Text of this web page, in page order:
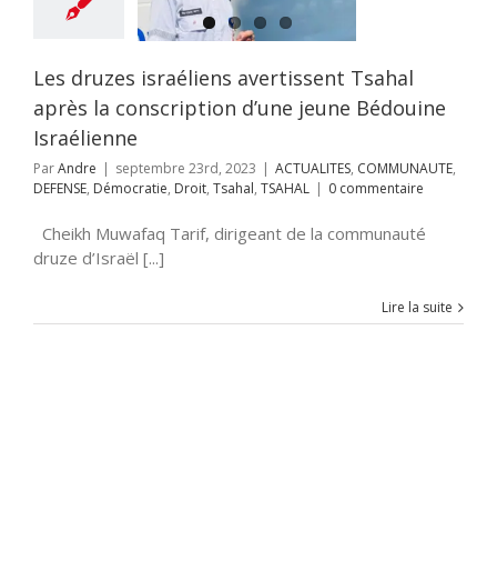
TSAHALLes druzes israéliens avertissent Tsahal
après la conscription d’une jeune Bédouine
Israélienne
ParAndre | septembre 23rd, 2023 | ACTUALITES, COMMUNAUTE,
DEFENSE, Démocratie, Droit, Tsahal, TSAHAL | 0 commentaire
Cheikh Muwafaq Tarif, dirigeant de la communauté
druze d’Israël [...]
Lire la suite